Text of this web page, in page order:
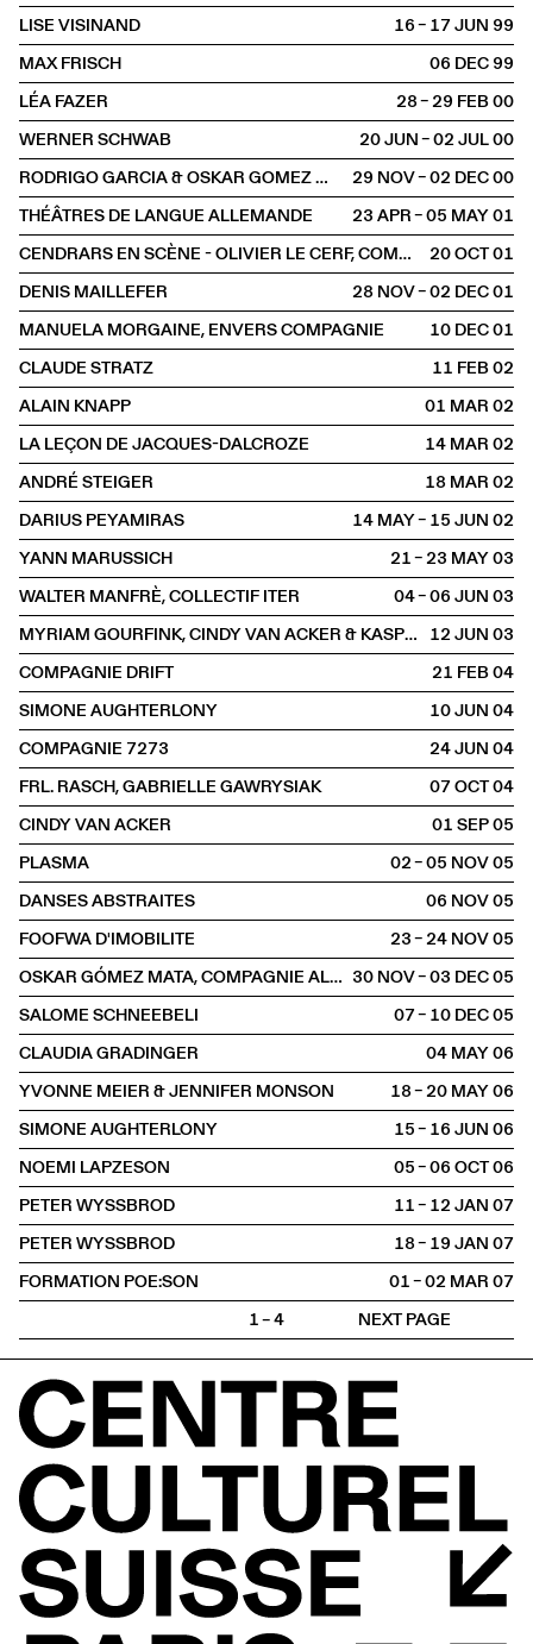
LISE VISINAND
16 – 17 JUN1999
MAX FRISCH
06 DEC1999
LÉA FAZER
28 – 29 FEB2000
WERNER SCHWAB
20 JUN – 02 JUL2000
RODRIGO GARCIA & OSKAR GOMEZ MATA
29 NOV – 02 DEC2000
THÉÂTRES DE LANGUE ALLEMANDE
23 APR – 05 MAY2001
CENDRARS EN SCÈNE - OLIVIER LE CERF, COMPAGNIE LES TROIS COUPS
20 OCT2001
DENIS MAILLEFER
28 NOV – 02 DEC2001
MANUELA MORGAINE, ENVERS COMPAGNIE
10 DEC2001
CLAUDE STRATZ
11 FEB2002
ALAIN KNAPP
01 MAR2002
LA LEÇON DE JACQUES-DALCROZE
14 MAR2002
ANDRÉ STEIGER
18 MAR2002
DARIUS PEYAMIRAS
14 MAY – 15 JUN2002
YANN MARUSSICH
21 – 23 MAY2003
WALTER MANFRÈ, COLLECTIF ITER
04 – 06 JUN2003
MYRIAM GOURFINK, CINDY VAN ACKER & KASPER TOEPLITZ 12 JUN2003
COMPAGNIE DRIFT
21 FEB2004
SIMONE AUGHTERLONY
10 JUN2004
COMPAGNIE 7273
24 JUN2004
FRL. RASCH, GABRIELLE GAWRYSIAK
07 OCT2004
CINDY VAN ACKER
01 SEP2005
PLASMA
02 – 05 NOV2005
DANSES ABSTRAITES
06 NOV2005
FOOFWA D'IMOBILITE
23 – 24 NOV2005
OSKAR GÓMEZ MATA, COMPAGNIE ALAKRAN 30 NOV – 03 DEC2005
SALOME SCHNEEBELI
07 – 10 DEC2005
CLAUDIA GRADINGER
04 MAY2006
YVONNE MEIER & JENNIFER MONSON
18 – 20 MAY2006
SIMONE AUGHTERLONY
15 – 16 JUN2006
NOEMI LAPZESON
05 – 06 OCT2006
PETER WYSSBROD
11 – 12 JAN2007
PETER WYSSBROD
18 – 19 JAN2007
FORMATION POE:SON
01 – 02 MAR2007
1 – 4
NEXT PAGE